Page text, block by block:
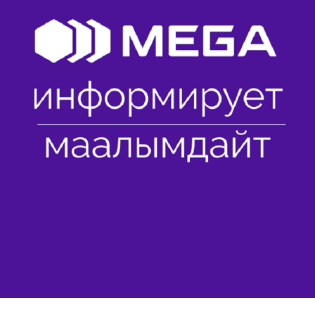
Көңүл ачуучу